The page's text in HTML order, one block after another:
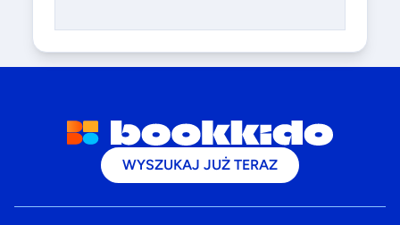
WYSZUKAJ JUŻ TERAZ